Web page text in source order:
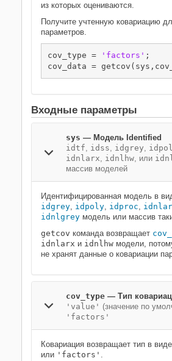
из которых оцениваются.
Получите учтенную ковариацию
параметров.
cov_type = 'factors' ;
cov_data =
Входные параметры
sys — Модель Identified
idtf, idss, idgrey,
idnlarx, idnlhw, или
массив моделей
Идентифицированная модель в
idgrey, idpoly, idproc,
idnlgrey модель или массив
getcov команда возвращает
idnlarx и idnlhw модели,
не хранят данные о ковариации
cov_type — Тип
'value' (значение по
'factors'
Ковариация возвращает тип в
или 'factors' .